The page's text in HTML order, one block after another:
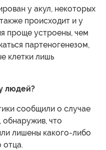
у акул, некоторых
происходит и у
проще устроены, чем
партеногенезом,
клетки лишь
людей?
сообщили о случае
обнаружив, что
лишены какого-либо
отца.